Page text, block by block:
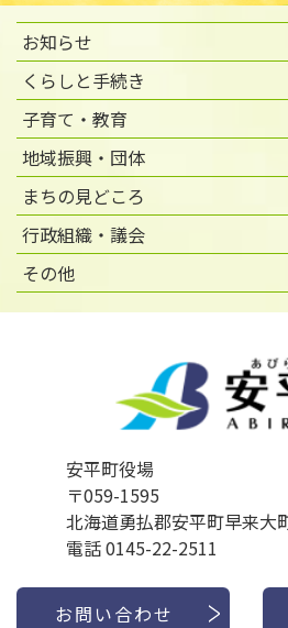
お知らせ
くらしと手続き
子育て・教育
地域振興・団体
まちの見どころ
行政組織・議会
その他
安平町役場
〒059-1595
北海道勇払郡安平町早来大
電話 0145-22-2511
お問い合わせ